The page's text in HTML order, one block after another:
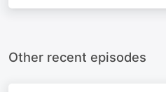
Other recent episodes